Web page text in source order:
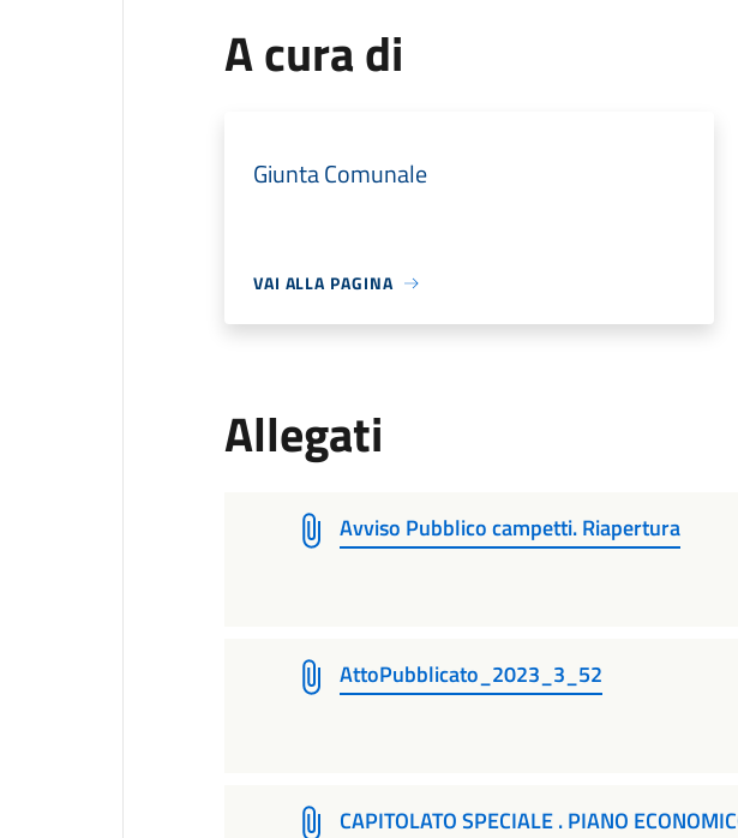
A cura di
Giunta Comunale
VAI ALLA PAGINA
Allegati
Avviso Pubblico campetti. Riapertura
AttoPubblicato_2023_3_52
CAPITOLATO SPECIALE . PIANO